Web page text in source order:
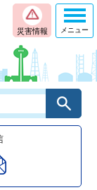
災害情報 メニュー